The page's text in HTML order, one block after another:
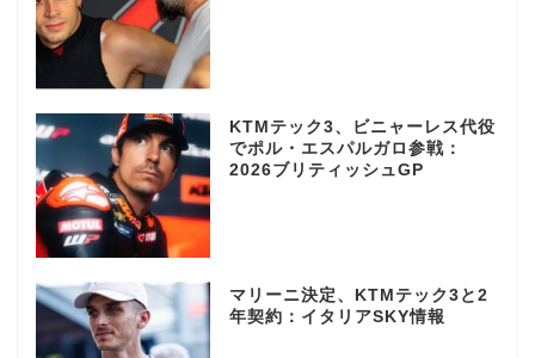
KTMテック3、ビニャーレス代役
でポル・エスパルガロ参戦：
2026ブリティッシュGP
マリーニ決定、KTMテック3と2
年契約：イタリアSKY情報